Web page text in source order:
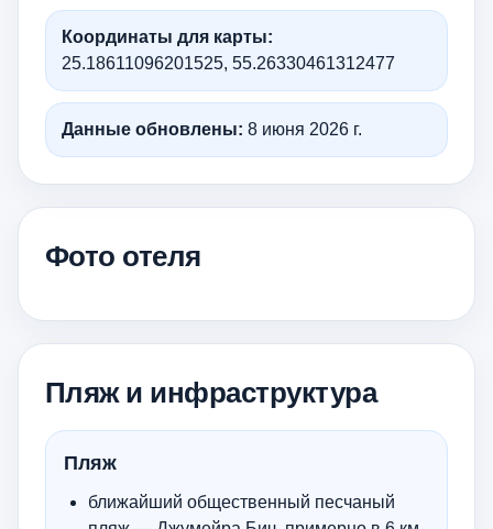
Координаты для карты:
25.18611096201525, 55.26330461312477
Данные обновлены: 8 июня 2026 г.
Фото отеля
Пляж и инфраструктура
Пляж
ближайший общественный песчаный